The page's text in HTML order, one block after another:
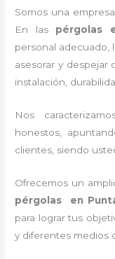
Somos una
En las pérgolas
personal adecuado,
asesorar y despejar
instalación,
Nos
honestos,
clientes, siendo
Ofrecemos un
pérgolas en
para lograr tus
y diferentes medios